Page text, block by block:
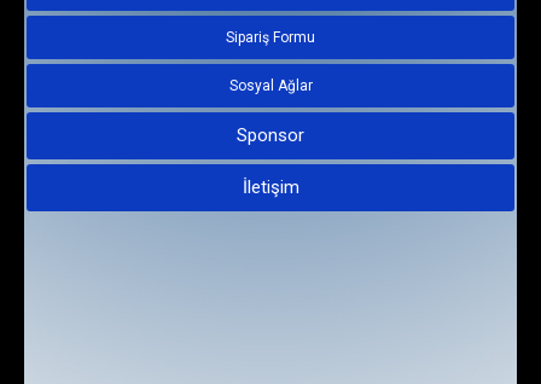
Sipariş Formu
Sosyal Ağlar
Sponsor
İletişim